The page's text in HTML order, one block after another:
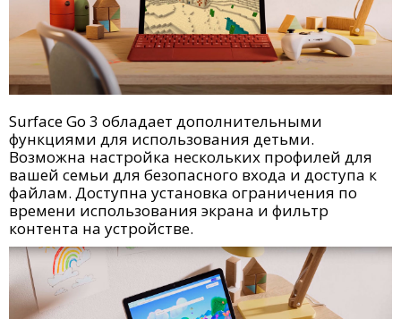
Surface Go 3 обладает дополнительными
функциями для использования детьми.
Возможна настройка нескольких профилей для
вашей семьи для безопасного входа и доступа к
файлам. Доступна установка ограничения по
времени использования экрана и фильтр
контента на устройстве.